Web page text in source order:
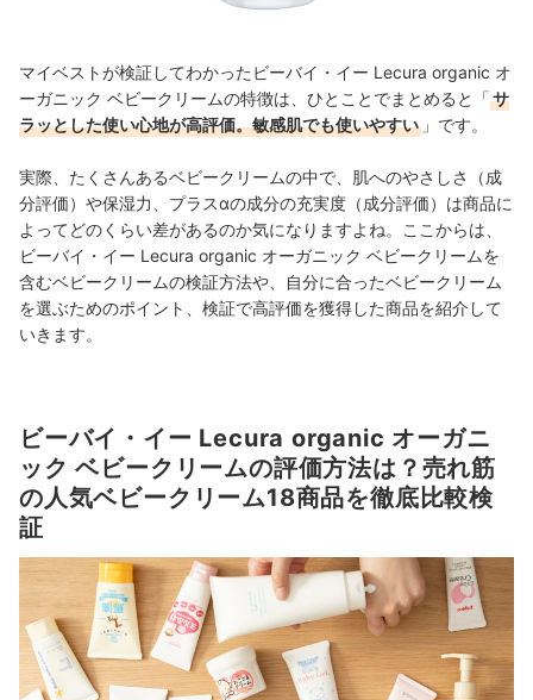
マイベストが検証してわかったビーバイ・イー Lecura organic オ
ーガニック ベビークリームの特徴は、ひとことでまとめると「サ
ラッとした使い心地が高評価。敏感肌でも使いやすい 」です。
実際、たくさんあるベビークリームの中で、肌へのやさしさ（成
分評価）や保湿力、プラスαの成分の充実度（成分評価）は商品に
よってどのくらい差があるのか気になりますよね。ここからは、
ビーバイ・イー Lecura organic オーガニック ベビークリームを
含むベビークリームの検証方法や、自分に合ったベビークリーム
を選ぶためのポイント、検証で高評価を獲得した商品を紹介して
いきます。
ビーバイ・イー Lecura organic オーガニ
ック ベビークリームの評価方法は？売れ筋
の人気ベビークリーム18商品を徹底比較検
証